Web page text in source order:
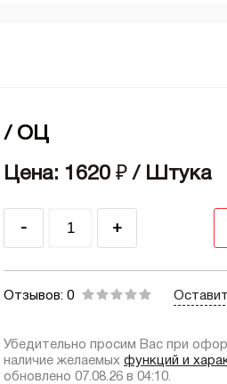
/ ОЦ
Цена: 1620 ₽ / Штука
- +
Отзывов: 0
Убедительно просим Вас при
наличие желаемых функций и
обновлено 07.08.26 в 04:10.